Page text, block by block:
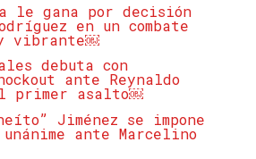
le gana por decisión
en un combate
vibrante￼
debuta con
ante Reynaldo
primer asalto￼
Jiménez se impone
ante Marcelino